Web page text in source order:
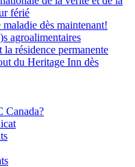
férié
maladie dès maintenant!
agroalimentaires
résidence permanente
du Heritage Inn dès
Canada?